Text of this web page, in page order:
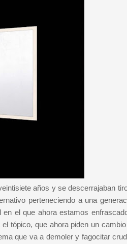
años y se descerrajaban
perteneciendo a una
el que ahora estamos
tópico, que ahora piden un
que va a demoler y fagocitar